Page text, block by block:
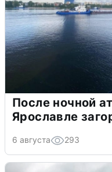
После ночной
Ярославле
6 августа 293